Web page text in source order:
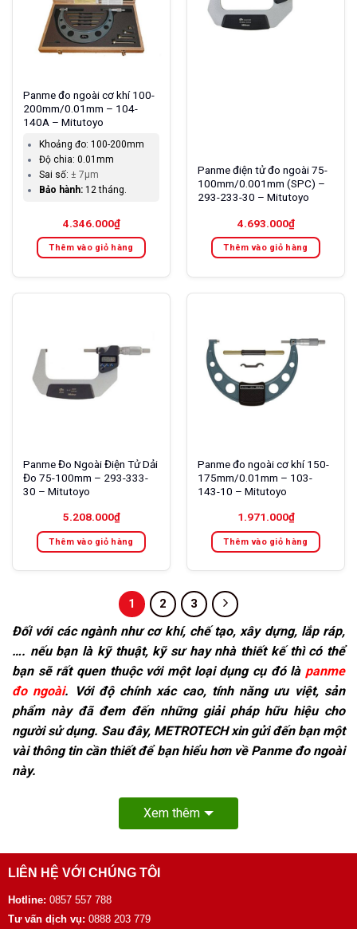
Panme đo ngoài cơ khí 100-
200mm/0.01mm – 104-
140A – Mitutoyo
Khoảng đo: 100-200mm
Độ chia:0.01mm
Sai số:± 7µm
Bảo hành: 12 tháng.
4.346.000₫
Thêm vào giỏ hàng
Panme điện tử đo ngoài 75-
100mm/0.001mm (SPC) –
293-233-30 – Mitutoyo
4.693.000₫
Thêm vào giỏ hàng
Panme Đo Ngoài Điện Tử Dải
Đo 75-100mm – 293-333-
30 – Mitutoyo
5.208.000₫
Thêm vào giỏ hàng
Panme đo ngoài cơ khí 150-
175mm/0.01mm – 103-
143-10 – Mitutoyo
1.971.000₫
Thêm vào giỏ hàng
1 2 3
Đối với các ngành như cơ khí, chế tạo, xây dựng, lắp ráp,
…. nếu bạn là kỹ thuật, kỹ sư hay nhà thiết kế thì có thể
bạn sẽ rất quen thuộc với một loại dụng cụ đó là panme
đo ngoài. Với độ chính xác cao, tính năng ưu việt, sản
phẩm này đã đem đến những giải pháp hữu hiệu cho
người sử dụng. Sau đây, METROTECH xin gửi đến bạn một
vài thông tin cần thiết để bạn hiểu hơn về Panme đo ngoài
này.
Xem thêm
LIÊN HỆ VỚI CHÚNG TÔI
Hotline: 0857 557 788
Tư vấn dịch vụ: 0888 203 779